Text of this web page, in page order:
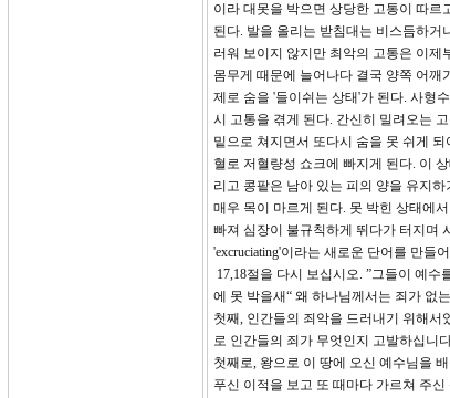
이라 대못을 박으면 상당한 고통이 따르
된다. 발을 올리는 받침대는 비스듬하
러워 보이지 않지만 최악의 고통은 이제
몸무게 때문에 늘어나다 결국 양쪽 어
제로 숨을 '들이쉬는 상태'가 된다. 사형
시 고통을 겪게 된다. 간신히 밀려오는
밑으로 쳐지면서 또다시 숨을 못 쉬게
혈로 저혈량성 쇼크에 빠지게 된다. 이
리고 콩팥은 남아 있는 피의 양을 유지
매우 목이 마르게 된다. 못 박힌 상태에
빠져 심장이 불규칙하게 뛰다가 터지며
'excruciating'이라는 새로운 단어를 만들
17,18절을 다시 보십시오. ”그들이 예
에 못 박을새“ 왜 하나님께서는 죄가 없
첫째, 인간들의 죄악을 드러내기 위해
로 인간들의 죄가 무엇인지 고발하십니
첫째로, 왕으로 이 땅에 오신 예수님을
푸신 이적을 보고 또 때마다 가르쳐 주